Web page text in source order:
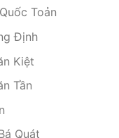
Toản
Định
Kiệt
Tần
Quát